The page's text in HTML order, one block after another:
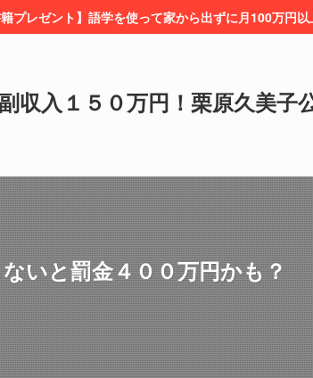
プレゼント】語学を使って家から出ずに月100万円以
収入１５０万円！栗原久美子
いと罰金４００万円かも？